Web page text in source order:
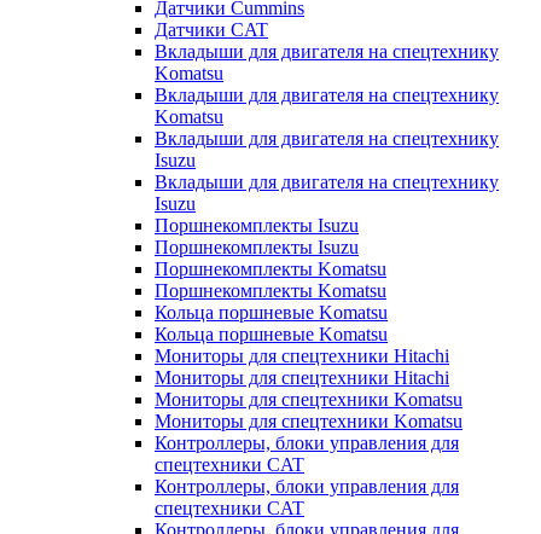
Датчики Cummins
Датчики CAT
Вкладыши для двигателя на спецтехнику
Komatsu
Вкладыши для двигателя на спецтехнику
Komatsu
Вкладыши для двигателя на спецтехнику
Isuzu
Вкладыши для двигателя на спецтехнику
Isuzu
Поршнекомплекты Isuzu
Поршнекомплекты Isuzu
Поршнекомплекты Komatsu
Поршнекомплекты Komatsu
Кольца поршневые Komatsu
Кольца поршневые Komatsu
Мониторы для спецтехники Hitachi
Мониторы для спецтехники Hitachi
Мониторы для спецтехники Komatsu
Мониторы для спецтехники Komatsu
Контроллеры, блоки управления для
спецтехники CAT
Контроллеры, блоки управления для
спецтехники CAT
Контроллеры, блоки управления для